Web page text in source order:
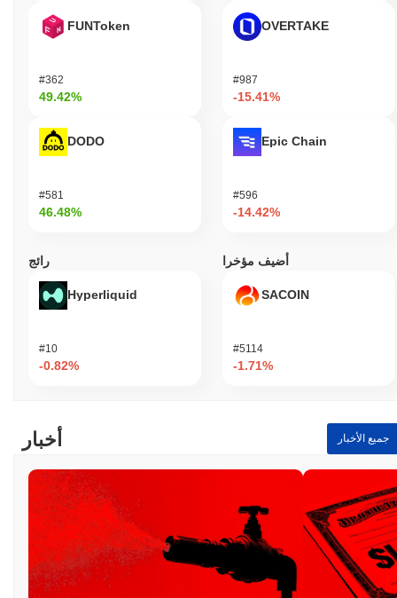
FUNToken
#362
49.42%
DODO
#581
46.48%
OVERTAKE
#987
-15.41%
Epic Chain
#596
-14.42%
رائج
Hyperliquid
#10
-0.82%
أضيف مؤخرا
SACOIN
#5114
-1.71%
أخبار جميع الأخبار